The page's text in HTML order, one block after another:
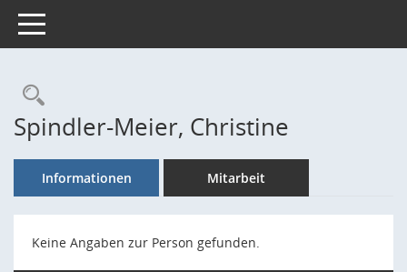
Toggle navigation
Rechercheauswahl
Spindler-Meier, Christine
Informationen Mitarbeit
Keine Angaben zur Person gefunden.